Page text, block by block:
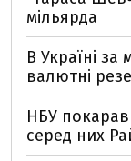
мільярда
В Україні за
валютні
НБУ
серед них